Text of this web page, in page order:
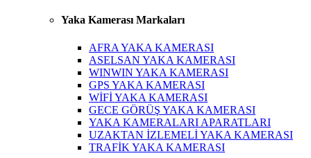
Yaka Kamerası Markaları
AFRA YAKA KAMERASI
ASELSAN YAKA KAMERASI
WINWIN YAKA KAMERASI
GPS YAKA KAMERASI
WİFİ YAKA KAMERASI
GECE GÖRÜŞ YAKA KAMERASI
YAKA KAMERALARI APARATLARI
UZAKTAN İZLEMELİ YAKA KAMERASI
TRAFİK YAKA KAMERASI